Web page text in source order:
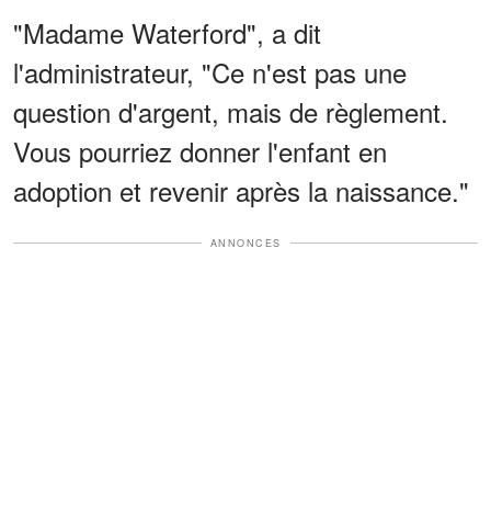
"Madame Waterford", a dit
l'administrateur, "Ce n'est pas une
question d'argent, mais de règlement.
Vous pourriez donner l'enfant en
adoption et revenir après la naissance."
ANNONCES